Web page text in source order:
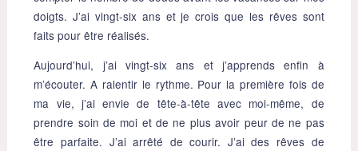
doigts. J’ai vingt-six ans et je crois que les rêves sont
faits pour être réalisés.
Aujourd’hui, j’ai vingt-six ans et j’apprends enfin à
m’écouter. A ralentir le rythme. Pour la première fois de
ma vie, j’ai envie de tête-à-tête avec moi-même, de
prendre soin de moi et de ne plus avoir peur de ne pas
être parfaite. J’ai arrêté de courir. J’ai des rêves de